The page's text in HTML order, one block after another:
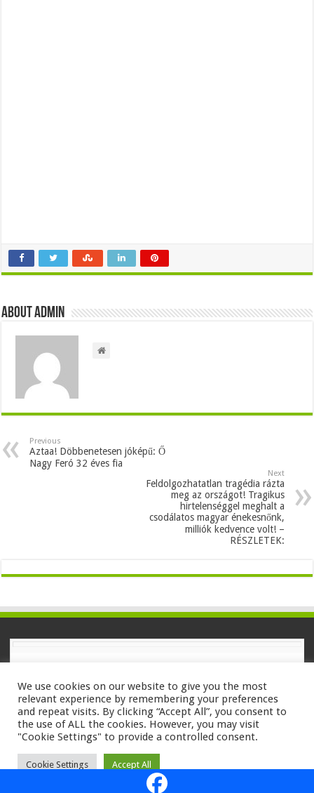
About admin
Previous
Aztaa! Döbbenetesen jóképű: Ő
Nagy Feró 32 éves fia
Next
Feldolgozhatatlan tragédia rázta
meg az országot! Tragikus
hirtelenséggel meghalt a
csodálatos magyar énekesnőnk,
milliók kedvence volt! –
RÉSZLETEK:
Powered by WordPress | Designed by TieLabs
We use cookies on our website to give you the most
relevant experience by remembering your preferences
and repeat visits. By clicking “Accept All”, you consent to
the use of ALL the cookies. However, you may visit
"Cookie Settings" to provide a controlled consent.
Cookie Settings Accept All